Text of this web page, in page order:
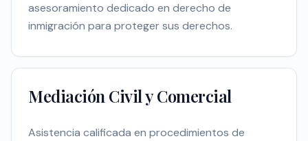
asesoramiento dedicado en derecho de
inmigración para proteger sus derechos.
Mediación Civil y Comercial
Asistencia calificada en procedimientos de